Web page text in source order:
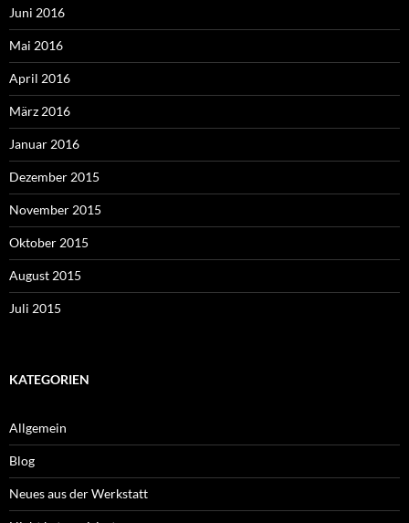
Juni 2016
Mai 2016
April 2016
März 2016
Januar 2016
Dezember 2015
November 2015
Oktober 2015
August 2015
Juli 2015
KATEGORIEN
Allgemein
Blog
Neues aus der Werkstatt